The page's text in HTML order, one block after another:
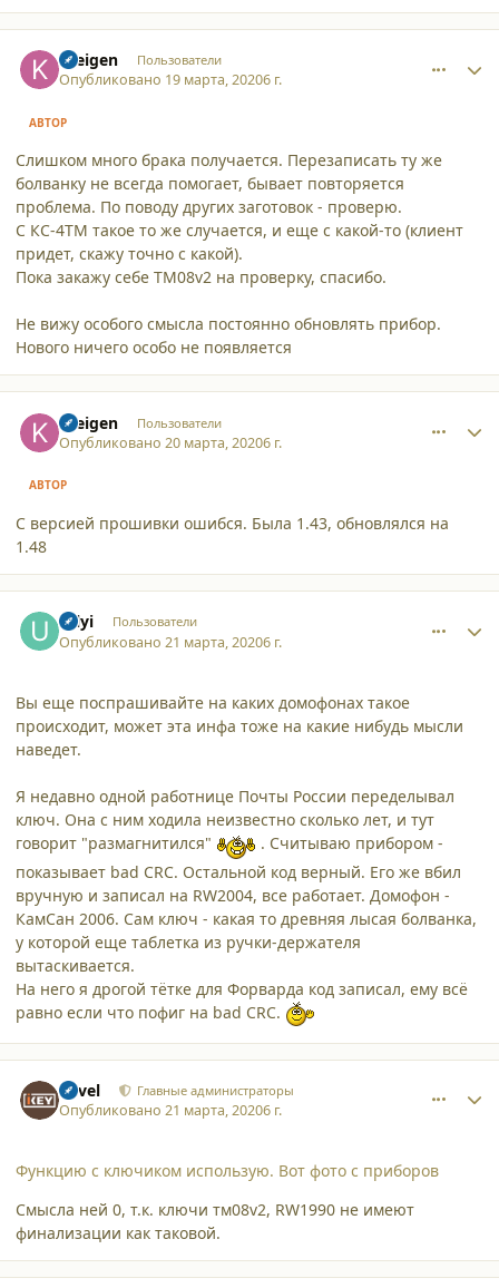
Kreigen Пользователи
Опубликовано 19 марта, 20206 г.
АВТОР
Слишком много брака получается. Перезаписать ту же
болванку не всегда помогает, бывает повторяется
проблема. По поводу других заготовок - проверю.
С КС-4ТМ такое то же случается, и еще с какой-то (клиент
придет, скажу точно с какой).
Пока закажу себе TM08v2 на проверку, спасибо.
Не вижу особого смысла постоянно обновлять прибор.
Нового ничего особо не появляется
Kreigen Пользователи
Опубликовано20 марта, 20206 г.
АВТОР
С версией прошивки ошибся. Была 1.43, обновлялся на
1.48
Uilyi Пользователи
Опубликовано21 марта, 20206 г.
Вы еще поспрашивайте на каких домофонах такое
происходит, может эта инфа тоже на какие нибудь мысли
наведет.
Я недавно одной работнице Почты России переделывал
ключ. Она с ним ходила неизвестно сколько лет, и тут
говорит "размагнитился"
. Считываю прибором -
показывает bad CRC. Остальной код верный. Его же вбил
вручную и записал на RW2004, все работает. Домофон -
КамСан 2006. Сам ключ - какая то древняя лысая болванка,
у которой еще таблетка из ручки-держателя
вытаскивается.
На него я дрогой тётке для Форварда код записал, ему всё
равно если что пофиг на bad CRC.
Pavel Главные администраторы
Опубликовано21 марта, 20206 г.
Функцию с ключиком использую. Вот фото с приборов
Смысла ней 0, т.к. ключи тм08v2, RW1990 не имеют
финализации как таковой.